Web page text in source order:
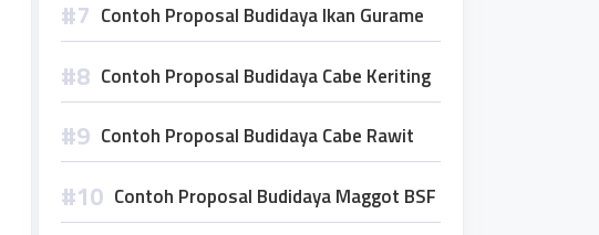
Contoh Proposal Budidaya Ikan Gurame
Contoh Proposal Budidaya Cabe Keriting
Contoh Proposal Budidaya Cabe Rawit
Contoh Proposal Budidaya Maggot BSF